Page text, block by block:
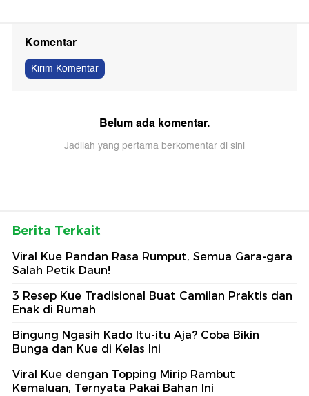
Komentar
Kirim Komentar
Belum ada komentar.
Jadilah yang pertama berkomentar di sini
Berita Terkait
Viral Kue Pandan Rasa Rumput, Semua Gara-gara
Salah Petik Daun!
3 Resep Kue Tradisional Buat Camilan Praktis dan
Enak di Rumah
Bingung Ngasih Kado Itu-itu Aja? Coba Bikin
Bunga dan Kue di Kelas Ini
Viral Kue dengan Topping Mirip Rambut
Kemaluan, Ternyata Pakai Bahan Ini